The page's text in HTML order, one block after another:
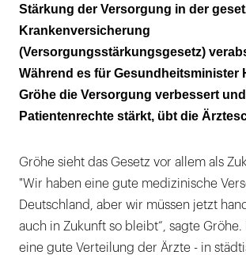
Stärkung der Versorgung in der
Krankenversicherung
(Versorgungsstärkungsgesetz)
Während es für Gesundheitsminister
Gröhe die Versorgung verbessert
Patientenrechte stärkt, übt die
Gröhe sieht das Gesetz vor allem als
"Wir haben eine gute medizinische
Deutschland, aber wir müssen jetzt
auch in Zukunft so bleibt“, sagte
eine gute Verteilung der Ärzte - in